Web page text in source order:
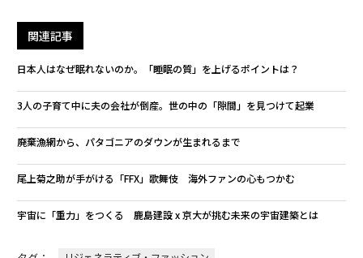
関連記事
日本人はなぜ眠れないのか。「睡眠の質」を上げるポイントは？
3人の子育て中に夫の会社が倒産。世の中の「隙間」を見つけて起業
廃棄漁網から、パタゴニアのダウンが生まれるまで
尾上菊之助が手がける「FFX」歌舞伎 海外ファンの心もつかむ
宇宙に「重力」をつくる 鹿島建設 x 京大が挑む未来の宇宙建築とは